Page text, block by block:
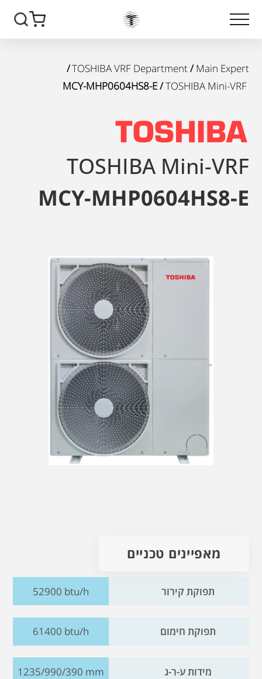
Main Expert
/
TOSHIBA VRF Department
/
TOSHIBA Mini-VRF
/ MCY-MHP0604HS8-E
TOSHIBA Mini-VRF
MCY-MHP0604HS8-E
מאפיינים טכניים
תפוקת קירור 52900 btu/h
תפוקת חימום 61400 btu/h
מידות ע-ר-ג 1235/990/390 mm